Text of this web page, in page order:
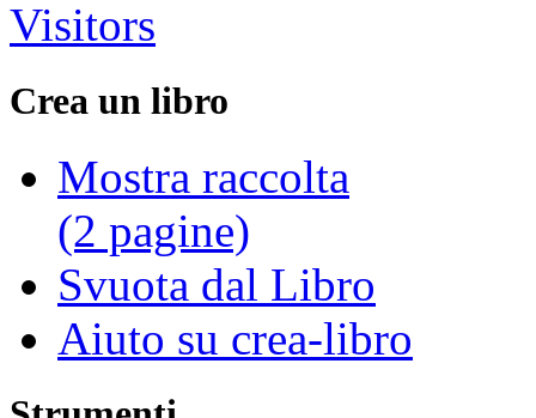
Crea un libro
Mostra raccolta
(2 pagine)
Svuota dal Libro
Aiuto su crea-libro